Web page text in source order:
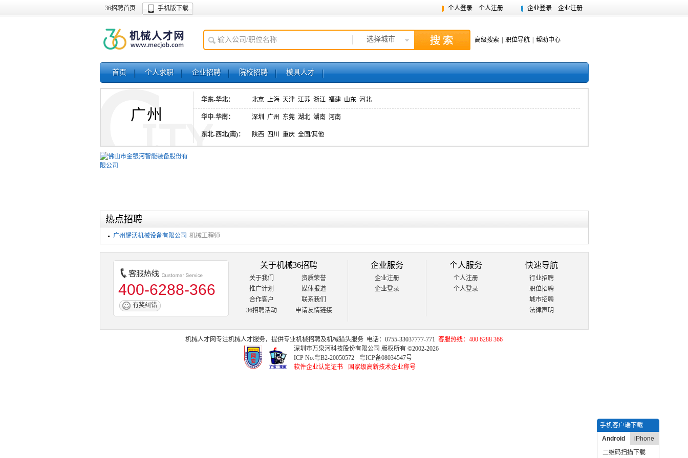
手机客户端下载
Android
iPhone
二维码扫描下载
36招聘首页 手机版下载 个人登录 个人注册 企业登录 企业注册
选择城市 高级搜索 职位导航 帮助中心
首页 个人求职 企业招聘 院校招聘 模具人才
广州
华东-华北： 北京 上海 天津 江苏 浙江 福建 山东 河北
华中-华南： 深圳 广州 东莞 湖北 湖南 河南
东北-西北(南)： 陕西 四川 重庆 全国/其他
热点招聘
广州耀沃机械设备有限公司 机械工程师
400-6288-366
有奖纠错
关于机械36招聘
关于我们
资质荣誉
推广计划
媒体报道
合作客户
联系我们
36招聘活动
申请友情链接
企业服务
企业注册
企业登录
个人服务
个人注册
个人登录
快速导航
行业招聘
职位招聘
城市招聘
法律声明
机械人才网专注机械人才服务，提供专业机械招聘及机械猎头服务 电话：0755-33037777-771 客服热线：400 6288 366
深圳市万泉河科技股份有限公司 版权所有 ©2002-2026
ICP No:粤B2-20050572
粤ICP备08034547号
软件企业认定证书
国家级高新技术企业称号